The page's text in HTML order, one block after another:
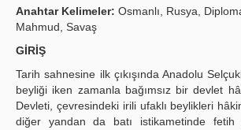
Guidelines
Anahtar Kelimeler: Osmanlı, Rusya,
Mahmud, Savaş
GİRİŞ
Tarih sahnesine ilk çıkışında Anadolu
beyliği iken zamanla bağımsız bir devlet
Devleti, çevresindeki irili ufaklı beylikleri
diğer yandan da batı istikametinde fetih